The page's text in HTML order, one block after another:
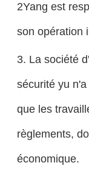
2Yang est
son opération
3. La société
sécurité yu
que les
règlements,
économique.